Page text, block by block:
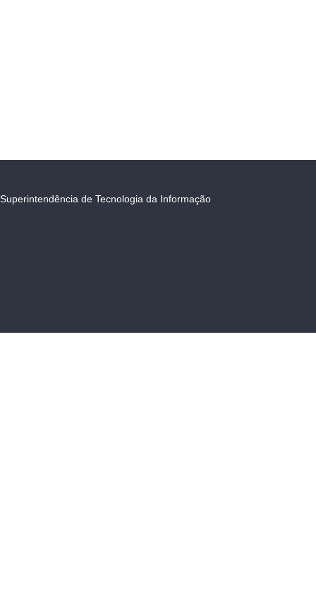
Superintendência de Tecnologia da Informação